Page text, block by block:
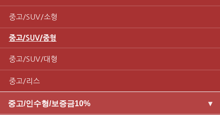
중고/SUV/소형
중고/SUV/중형
중고/SUV/대형
중고/리스
중고/인수형/보증금10% ▾